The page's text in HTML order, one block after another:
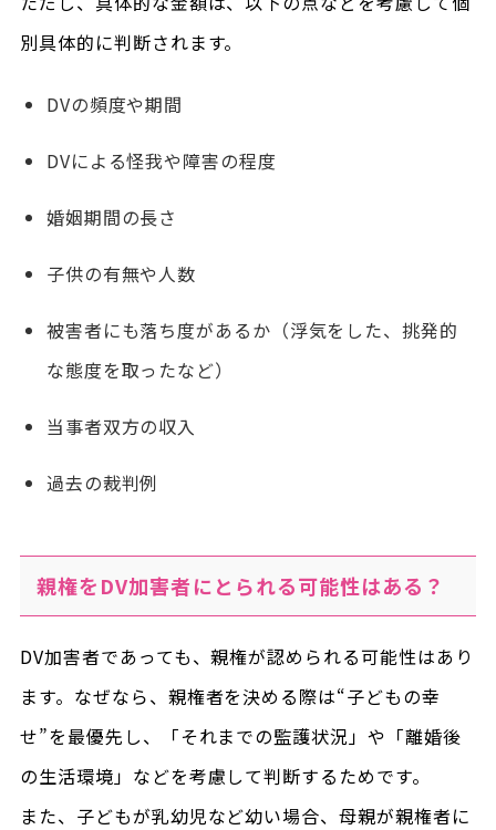
別具体的に判断されます。
DVの頻度や期間
DVによる怪我や障害の程度
婚姻期間の長さ
子供の有無や人数
被害者にも落ち度があるか（浮気をした、挑発的
な態度を取ったなど）
当事者双方の収入
過去の裁判例
親権をDV加害者にとられる可能性はある？
DV加害者であっても、親権が認められる可能性はあり
ます。なぜなら、親権者を決める際は“子どもの幸
せ”を最優先し、「それまでの監護状況」や「離婚後
の生活環境」などを考慮して判断するためです。
また、子どもが乳幼児など幼い場合、母親が親権者に